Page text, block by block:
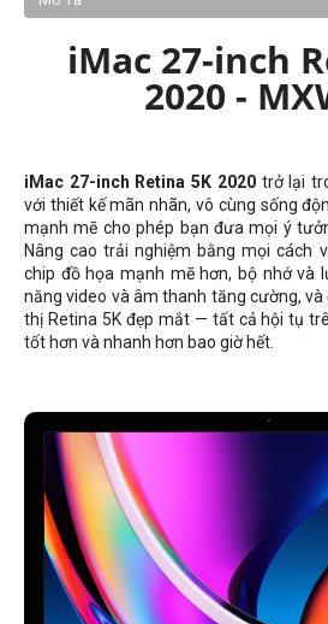
iMac 27-inch
2020 -
iMac 27-inch Retina 5K 2020trở lại
với thiết kế mãn nhãn, vô cùng sống
mạnh mẽ cho phép bạn đưa mọi ý
Nâng cao trải nghiệm bằng mọi cách
chip đồ họa mạnh mẽ hơn, bộ nhớ và
năng video và âm thanh tăng cường, và
thị Retina 5K đẹp mắt — tất cả hội tụ
tốt hơn và nhanh hơn bao giờ hết.